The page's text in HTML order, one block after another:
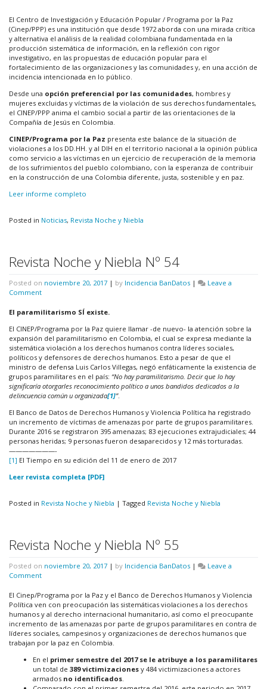
El Centro de Investigación y Educación Popular / Programa por la Paz
(Cinep/PPP) es una institución que desde 1972 aborda con una mirada crítica
y alternativa el análisis de la realidad colombiana fundamentada en la
producción sistemática de información, en la reflexión con rigor
investigativo, en las propuestas de educación popular para el
fortalecimiento de las organizaciones y las comunidades y, en una acción de
incidencia intencionada en lo público.
Desde una opción preferencial por las comunidades, hombres y
mujeres excluidas y víctimas de la violación de sus derechos fundamentales,
el CINEP/PPP anima el cambio social a partir de las orientaciones de la
Compañía de Jesús en Colombia.
CINEP/Programa por la Paz presenta este balance de la situación de
violaciones a los DD.HH. y al DIH en el territorio nacional a la opinión pública
como servicio a las víctimas en un ejercicio de recuperación de la memoria
de los sufrimientos del pueblo colombiano, con la esperanza de contribuir
en la construcción de una Colombia diferente, justa, sostenible y en paz.
Leer informe completo
Posted in Noticias, Revista Noche y Niebla
Revista Noche y Niebla Nº 54
Posted on noviembre 20, 2017 | by Incidencia BanDatos |
Leave a
Commenton
Noche
Niebla
Nº
54
El paramilitarismo SÍ existe.
El CINEP/Programa por la Paz quiere llamar -de nuevo- la atención sobre la
expansión del paramilitarismo en Colombia, el cual se expresa mediante la
sistemática violación a los derechos humanos contra líderes sociales,
políticos y defensores de derechos humanos. Esto a pesar de que el
ministro de defensa Luis Carlos Villegas, negó enfáticamente la existencia de
grupos paramilitares en el país: “No hay paramilitarismo. Decir que lo hay
significaría otorgarles reconocimiento político a unos bandidos dedicados a la
delincuencia común u organizada[1]”.
El Banco de Datos de Derechos Humanos y Violencia Política ha registrado
un incremento de víctimas de amenazas por parte de grupos paramilitares.
Durante 2016 se registraron 395 amenazas; 83 ejecuciones extrajudiciales; 44
personas heridas; 9 personas fueron desaparecidos y 12 más torturadas.
———————-
[1] El Tiempo en su edición del 11 de enero de 2017
Leer revista completa [PDF]
Posted in Revista Noche y Niebla | Tagged Revista Noche y Niebla
Revista Noche y Niebla Nº 55
Posted on noviembre 20, 2017 | by Incidencia BanDatos |
Leave a
Commenton
Noche
y
Niebla
Nº
55
El Cinep/Programa por la Paz y el Banco de Derechos Humanos y Violencia
Política ven con preocupación las sistemáticas violaciones a los derechos
humanos y al derecho internacional humanitario, así como el preocupante
incremento de las amenazas por parte de grupos paramilitares en contra de
líderes sociales, campesinos y organizaciones de derechos humanos que
trabajan por la paz en Colombia.
En el primer semestre del 2017 se le atribuye a los paramilitares
un total de 389 victimizaciones y 484 victimizaciones a actores
armados no identificados